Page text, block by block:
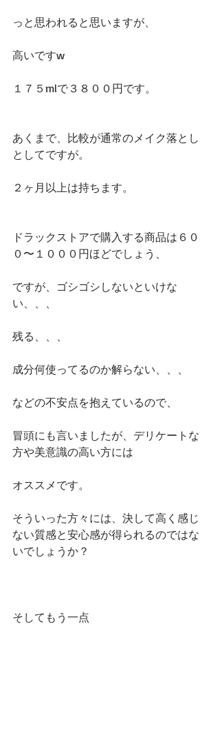
っと思われると思いますが、
高いですw
１７５mlで３８００円です。
あくまで、比較が通常のメイク落とし
としてですが。
２ヶ月以上は持ちます。
ドラックストアで購入する商品は６０
０〜１０００円ほどでしょう、
ですが、ゴシゴシしないといけな
い、、、
残る、、、
成分何使ってるのか解らない、、、
などの不安点を抱えているので、
冒頭にも言いましたが、デリケートな
方や美意識の高い方には
オススメです。
そういった方々には、決して高く感じ
ない質感と安心感が得られるのではな
いでしょうか？
そしてもう一点